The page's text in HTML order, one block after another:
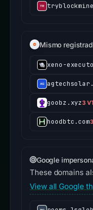
Mismo
xeno-
goobz.xyz3
hoodbtc.com
Google
These domains
View all Google